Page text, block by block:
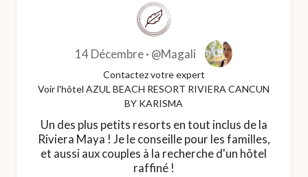
14 Décembre · @Magali
Contactez votre expert
Voir l'hôtel AZUL BEACH RESORT RIVIERA CANCUN
BY KARISMA
Un des plus petits resorts en tout inclus de la
Riviera Maya ! Je le conseille pour les familles,
et aussi aux couples à la recherche d'un hôtel
raffiné !